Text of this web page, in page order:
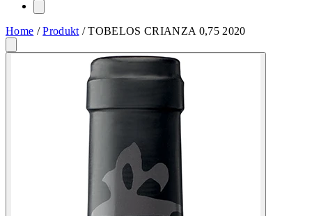
Home /Produkt /TOBELOS CRIANZA 0,75 2020